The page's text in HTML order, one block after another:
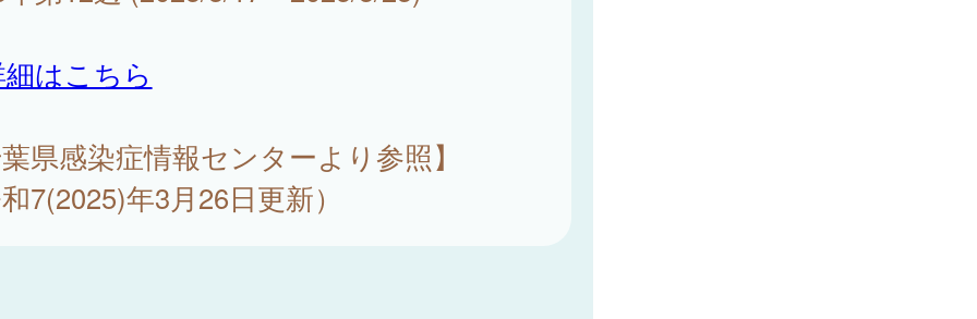
はこちら
県感染症情報センターより参照】
7(2025)年3月26日更新）